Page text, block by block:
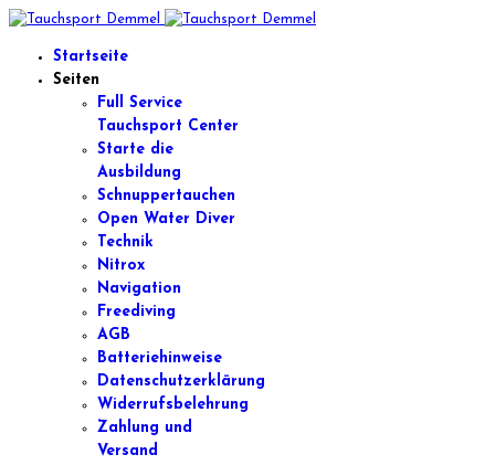
Startseite
Seiten
Full Service
Tauchsport Center
Starte die
Ausbildung
Schnuppertauchen
Open Water Diver
Technik
Nitrox
Navigation
Freediving
AGB
Batteriehinweise
Datenschutzerklärung
Widerrufsbelehrung
Zahlung und
Versand